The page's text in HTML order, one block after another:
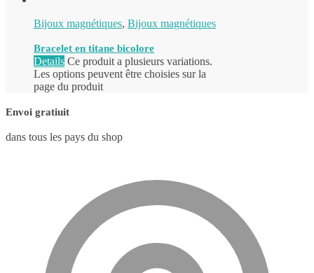
Bijoux magnétiques, Bijoux magnétiques
Bracelet en titane bicolore
Details Ce produit a plusieurs variations.
Les options peuvent être choisies sur la
page du produit
Envoi gratiuit
dans tous les pays du shop